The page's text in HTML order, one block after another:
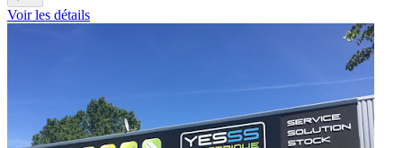
Voir les détails